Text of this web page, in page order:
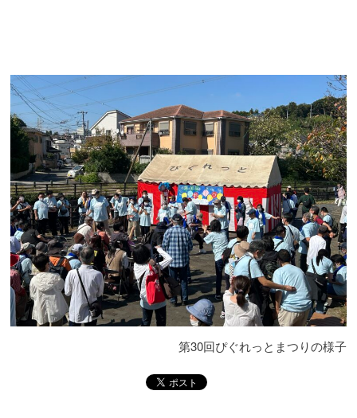
第30回ぴぐれっとまつりの様子